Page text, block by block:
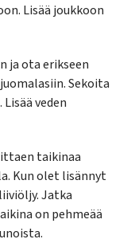
Lisää joukkoon
ja ota erikseen
Sekoita
veden
taikinaa
Kun olet lisännyt
Jatka
on pehmeää